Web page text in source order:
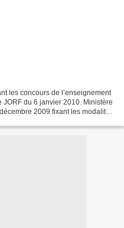
les concours de l’enseignement
du 6 janvier 2010. Ministère
2009 fixant les modalités